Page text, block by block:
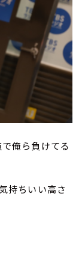
俺ら負けてる
持ちいい高さ